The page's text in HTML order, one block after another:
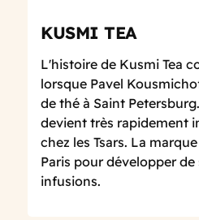
KUSMI TEA
L'histoire de Kusmi Tea
lorsque Pavel
de thé à Saint
devient très rapidement
chez les Tsars. La
Paris pour développer
infusions.